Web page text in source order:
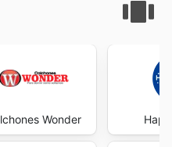
Wonder